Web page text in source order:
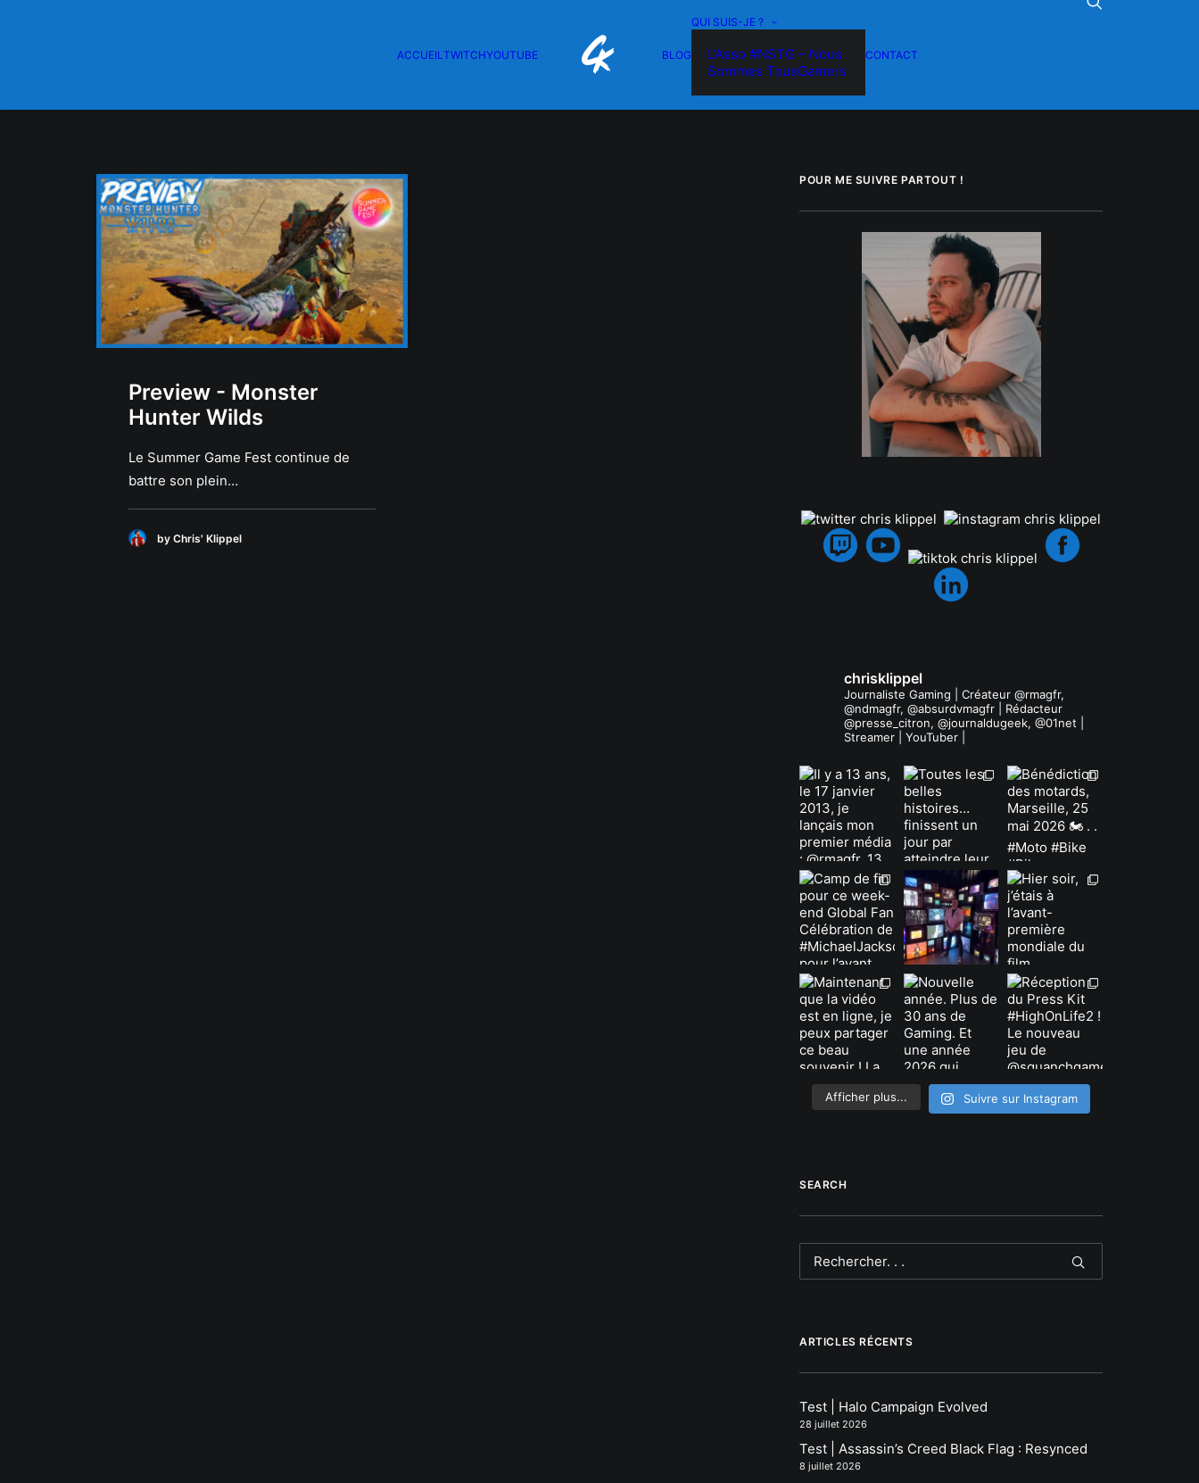
ACCUEILTWITCHYOUTUBE BLOG
QUI SUIS-JE ?
L’Asso #NSTG – Nous
Sommes TousGamers
CONTACT
Preview - Monster
Hunter Wilds
Le Summer Game Fest continue de
battre son plein…
by Chris' Klippel
POUR ME SUIVRE PARTOUT !
chrisklippel
Journaliste Gaming | Créateur @rmagfr,
@ndmagfr, @absurdvmagfr | Rédacteur
@presse_citron, @journaldugeek, @01net |
Streamer | YouTuber |
Afficher plus... Suivre sur Instagram
SEARCH
ARTICLES RÉCENTS
Test | Halo Campaign Evolved
28 juillet 2026
Test | Assassin’s Creed Black Flag : Resynced
8 juillet 2026